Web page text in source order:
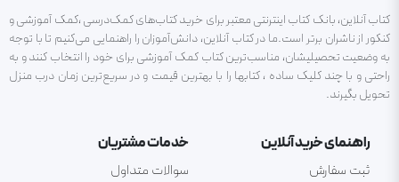
کتاب آنلاین، بانک کتاب اینترنتی معتبر برای خرید کتاب‌های کمک‌درسی ،کمک آموزشی و
کنکور از ناشران برتر است.ما در کتاب آنلاین، دانش‌آموزان را راهنمایی می‌کنیم تا با توجه
به وضعیت تحصیلیشان، مناسب‌ترین کتاب کمک آموزشی برای خود را انتخاب کنند و به
راحتی و با چند کلیک ساده ، کتابها را با بهترین قیمت و در سریع‌ترین زمان درب منزل
تحویل بگیرند.
راهنمای خرید آنلاین
ثبت سفارش
خدمات مشتریان
سوالات متداول